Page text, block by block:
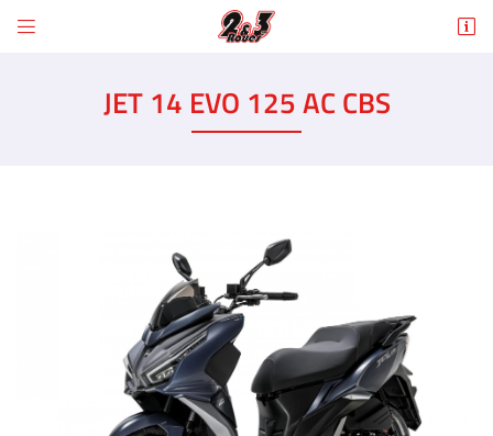
 
01 30 43 50 12
Adresse email de réception
En cochant cette case, vous consentez à recevoir nos propositions commerciales à
l'adresse email indiqué ci-dessus. Vous pouvez vous désinscrire à tout moment en
le formulaire de désinscription
JET 14 EVO 125 AC CBS